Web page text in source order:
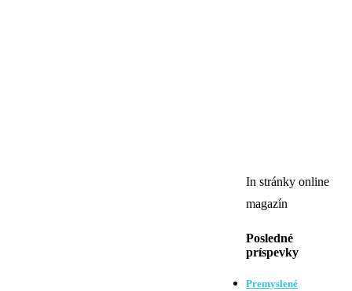
In stránky online
magazín
Posledné
príspevky
Premyslené